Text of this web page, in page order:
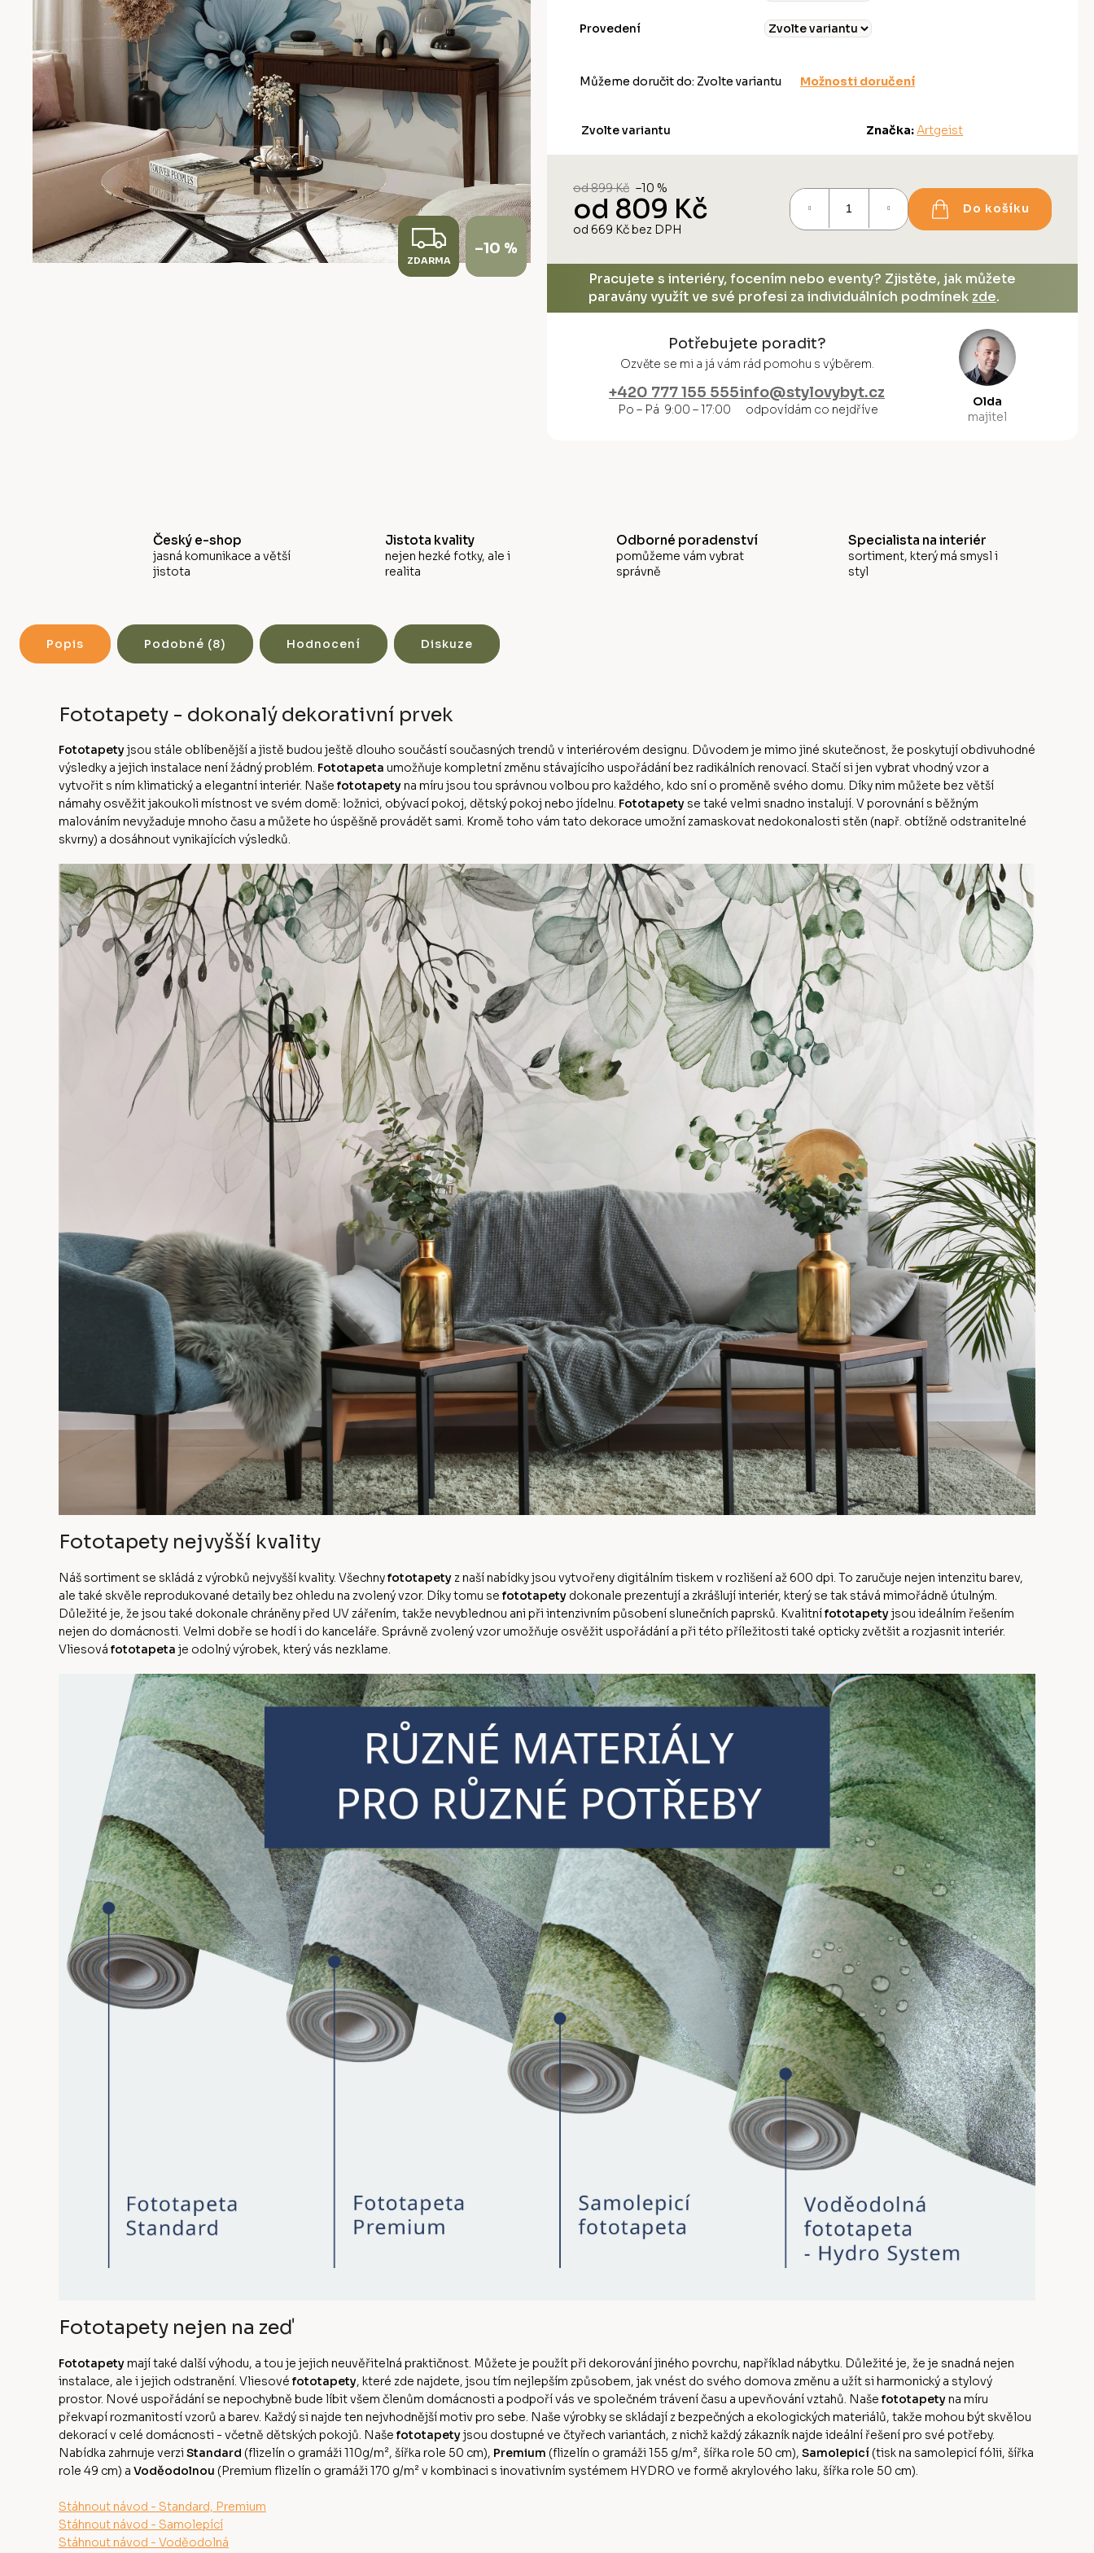
Provedení
Můžeme doručit do: Zvolte variantu Možnosti doručení
Zvolte variantu Značka: Artgeist
od 899 Kč –10 %
od 809 Kč
od 669 Kčbez DPH
Do košíku
Pracujete s interiéry, focením nebo eventy? Zjistěte, jak můžete
paravány využít ve své profesi za individuálních podmínek zde.
Potřebujete poradit?
Ozvěte se mi a já vám rád pomohu s výběrem.
+420 777 155 555
Po – Pá 9:00 – 17:00
info@stylovybyt.cz
odpovídám co nejdříve
Olda
majitel
Z
D
ZDARMA
–10 %
Český e-shop
jasná komunikace a větší
jistota
Jistota kvality
nejen hezké fotky, ale i
realita
Odborné poradenství
pomůžeme vám vybrat
správně
Specialista na interiér
sortiment, který má smysl i
styl
Popis Podobné (8) Hodnocení Diskuze
Fototapety - dokonalý dekorativní prvek
Fototapetyjsou stále oblíbenější a jistě budou ještě dlouho součástí současných trendů v interiérovém designu. Důvodem je mimo jiné skutečnost, že poskytují obdivuhodné
výsledky a jejich instalace není žádný problém. Fototapeta umožňuje kompletní změnu stávajícího uspořádání bez radikálních renovací. Stačí si jen vybrat vhodný vzor a
vytvořit s ním klimatický a elegantní interiér. Naše fototapetyna míru jsou tou správnou volbou pro každého, kdo sní o proměně svého domu. Díky nim můžete bez větší
námahy osvěžit jakoukoli místnost ve svém domě: ložnici, obývací pokoj, dětský pokoj nebo jídelnu. Fototapety se také velmi snadno instalují. V porovnání s běžným
malováním nevyžaduje mnoho času a můžete ho úspěšně provádět sami. Kromě toho vám tato dekorace umožní zamaskovat nedokonalosti stěn (např. obtížně odstranitelné
skvrny) a dosáhnout vynikajících výsledků.
Fototapety nejvyšší kvality
Náš sortiment se skládá z výrobků nejvyšší kvality. Všechnyfototapety z naší nabídky jsou vytvořeny digitálním tiskem v rozlišení až 600 dpi. To zaručuje nejen intenzitu barev,
ale také skvěle reprodukované detaily bez ohledu na zvolený vzor. Díky tomu se fototapety dokonale prezentují a zkrášlují interiér, který se tak stává mimořádně útulným.
Důležité je, že jsou také dokonale chráněny před UV zářením, takže nevyblednou ani při intenzivním působení slunečních paprsků. Kvalitnífototapetyjsou ideálním řešením
nejen do domácnosti. Velmi dobře se hodí i do kanceláře. Správně zvolený vzor umožňuje osvěžit uspořádání a při této příležitosti také opticky zvětšit a rozjasnit interiér.
Vliesová fototapeta je odolný výrobek, který vás nezklame.
Fototapety nejen na zeď
Fototapetymají také další výhodu, a tou je jejich neuvěřitelná praktičnost. Můžete je použít při dekorování jiného povrchu, například nábytku. Důležité je, že je snadná nejen
instalace, ale i jejich odstranění. Vliesové fototapety, které zde najdete, jsou tím nejlepším způsobem, jak vnést do svého domova změnu a užít si harmonický a stylový
prostor. Nové uspořádání se nepochybně bude líbit všem členům domácnosti a podpoří vás ve společném trávení času a upevňování vztahů. Naše fototapetyna míru
překvapí rozmanitostí vzorů a barev. Každý si najde ten nejvhodnější motiv pro sebe. Naše výrobky se skládají z bezpečných a ekologických materiálů, takže mohou být skvělou
dekorací v celé domácnosti - včetně dětských pokojů. Naše fototapetyjsou dostupné ve čtyřech variantách, z nichž každý zákazník najde ideální řešení pro své potřeby.
Nabídka zahrnuje verzi Standard (flizelín o gramáži 110g/m², šířka role 50 cm), Premium (flizelín o gramáži 155 g/m², šířka role 50 cm), Samolepicí (tisk na samolepicí fólii, šířka
role 49 cm) a Voděodolnou (Premium flizelín o gramáži 170 g/m² v kombinaci s inovativním systémem HYDRO ve formě akrylového laku, šířka role 50 cm).
Stáhnout návod - Standard, Premium
Stáhnout návod - Samolepící
Stáhnout návod - Voděodolná